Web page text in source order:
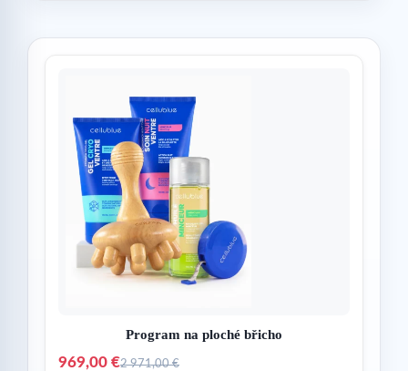
Program na ploché břicho
969,00 €2 971,00 €